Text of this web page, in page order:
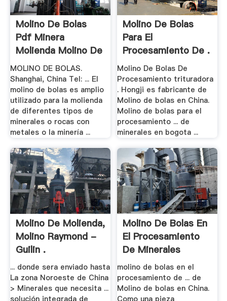
Molino De Bolas
Pdf Minera
Molienda Molino De
.
MOLINO DE BOLAS.
Shanghai, China Tel: ... El
molino de bolas es amplio
utilizado para la molienda
de diferentes tipos de
minerales o rocas con
metales o la minería ...
Molino De Bolas
Para El
Procesamiento De .
Molino De Bolas De
Procesamiento trituradora
. Hongji es fabricante de
Molino de bolas en China.
Molino de bolas para el
procesamiento ... de
minerales en bogota ...
Molino De Molienda,
Molino Raymond -
Guilin .
... donde sera enviado hasta
La zona Noroeste de China
> Minerales que necesita ...
Molino De Bolas En
El Procesamiento
De Minerales
molino de bolas en el
procesamiento de ... de
Molino de bolas en China.